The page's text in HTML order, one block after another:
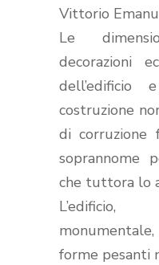
Vittorio
Le
decorazioni
dell’edificio
costruzione
di corruzione
soprannome
che tuttora lo
forme pesanti